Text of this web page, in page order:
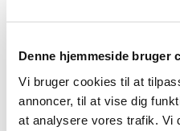
Denne hjemmeside bruger
Vi bruger cookies til at
annoncer, til at vise dig
at analysere vores trafik. Vi
Forløbet består af fire
Ved tilmelding forpligter du
forløbet.
Vi mødes